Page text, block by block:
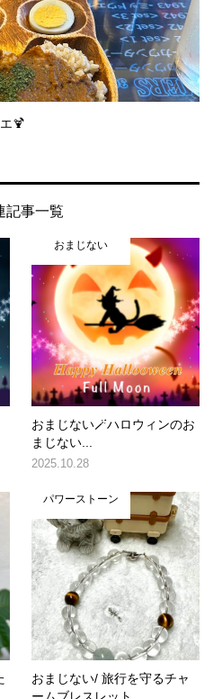
🍹
記事一覧
おまじない
おまじない🪄ハロウィンのお
まじない...
2025.10.28
パワーストーン
おまじない/ 旅行を守るチャ
ームブレスレット